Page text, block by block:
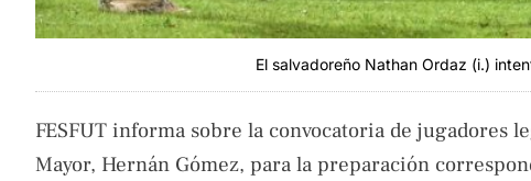
El salvadoreño Nathan Ordaz (i.)
FESFUT informa sobre la convocatoria de
Mayor, Hernán Gómez, para la preparación